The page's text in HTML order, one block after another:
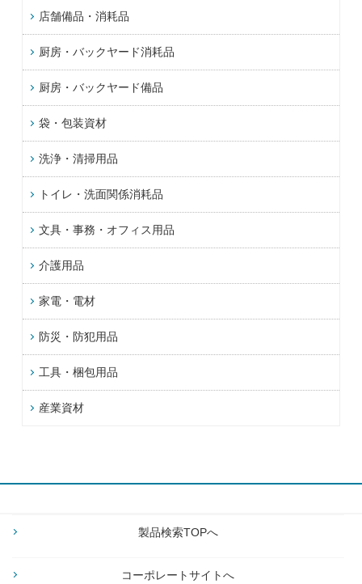
店舗備品・消耗品
厨房・バックヤード消耗品
厨房・バックヤード備品
袋・包装資材
洗浄・清掃用品
トイレ・洗面関係消耗品
文具・事務・オフィス用品
介護用品
家電・電材
防災・防犯用品
工具・梱包用品
産業資材
製品検索TOPへ
コーポレートサイトへ